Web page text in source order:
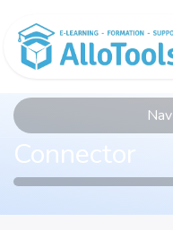
Nav
Connector